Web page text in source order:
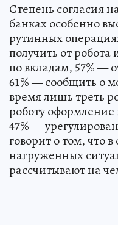
Степень согласия
банках особенно
рутинных
получить от
по вкладам, 57% —
61% — сообщить о
время лишь треть
роботу
47% —
говорит о том, что
нагруженных
рассчитывают на